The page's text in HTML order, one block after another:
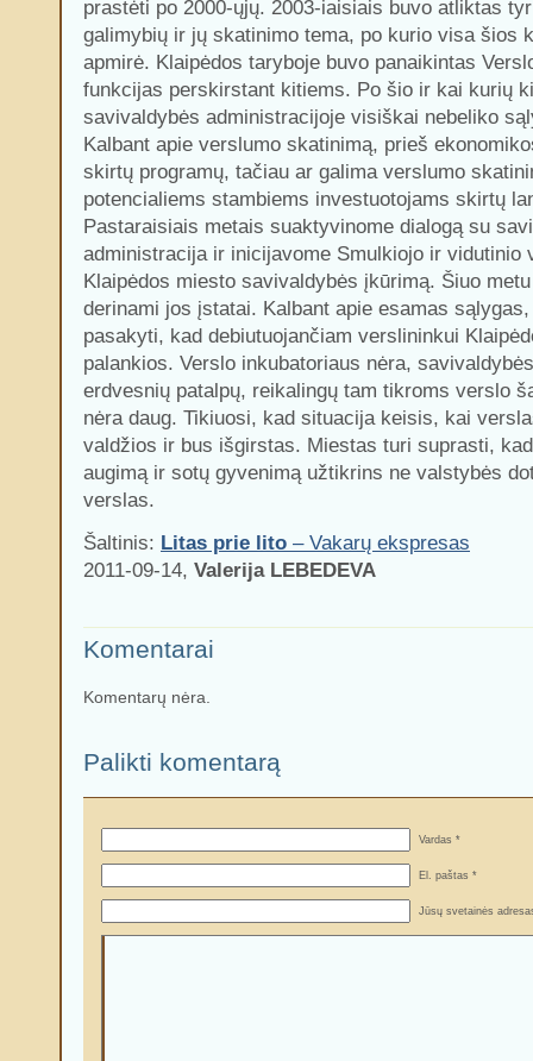
prastėti po 2000-ųjų. 2003-iaisiais buvo atliktas
galimybių ir jų skatinimo tema, po kurio visa šios
apmirė. Klaipėdos taryboje buvo panaikintas
funkcijas perskirstant kitiems. Po šio ir kai kurių
savivaldybės administracijoje visiškai nebeliko
Kalbant apie verslumo skatinimą, prieš
skirtų programų, tačiau ar galima verslumo
potencialiems stambiems investuotojams skirtų
Pastaraisiais metais suaktyvinome dialogą su
administracija ir inicijavome Smulkiojo ir vidutinio
Klaipėdos miesto savivaldybės įkūrimą. Šiuo
derinami jos įstatai. Kalbant apie esamas
pasakyti, kad debiutuojančiam verslininkui
palankios. Verslo inkubatoriaus nėra,
erdvesnių patalpų, reikalingų tam tikroms verslo
nėra daug. Tikiuosi, kad situacija keisis, kai
valdžios ir bus išgirstas. Miestas turi suprasti,
augimą ir sotų gyvenimą užtikrins ne valstybės
verslas.
Šaltinis: Litas prie lito – Vakarų ekspresas
2011-09-14, Valerija LEBEDEVA
Komentarai
Komentarų nėra.
Palikti komentarą
Vardas *
El. paštas *
Jūsų svetainės